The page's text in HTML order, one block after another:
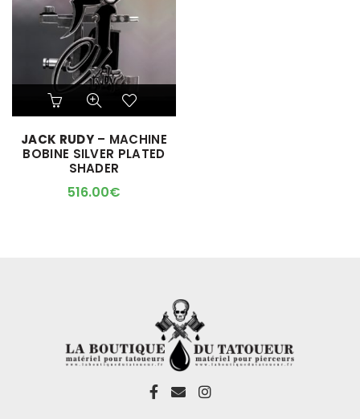
JACK RUDY– MACHINE
BOBINE SILVER PLATED
SHADER
516.00€